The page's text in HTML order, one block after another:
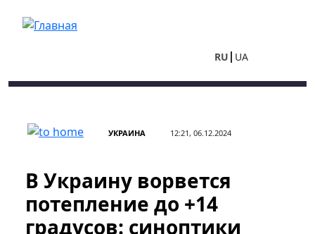
RU UA
УКРАИНА 12:21, 06.12.2024
В Украину ворвется
потепление до +14
градусов: синоптики